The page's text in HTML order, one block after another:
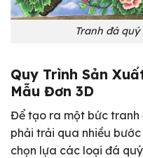
Tranh đá
Quy Trình Sản
Mẫu Đơn 3D
Để tạo ra một bức tranh
phải trải qua nhiều bước
chọn lựa các loại đá